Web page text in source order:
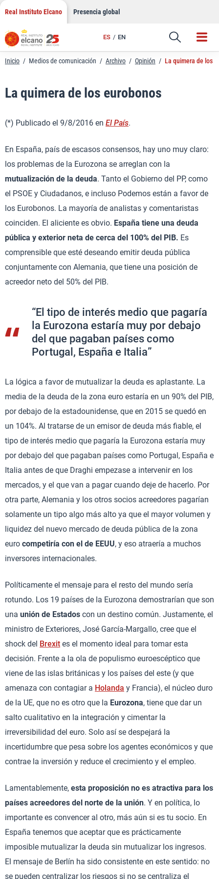
Saltar
contenido
Real Instituto Elcano Presencia global
ES EN
Enlace
Inicio / Medios de comunicación / Archivo / Opinión / La quimera de los
La quimera de los eurobonos
(*) Publicado el 9/8/2016 en El País.
En España, país de escasos consensos, hay uno muy claro:
los problemas de la Eurozona se arreglan con la
mutualización de la deuda. Tanto el Gobierno del PP, como
el PSOE y Ciudadanos, e incluso Podemos están a favor de
los Eurobonos. La mayoría de analistas y comentaristas
coinciden. El aliciente es obvio. España tiene una deuda
pública y exterior neta de cerca del 100% del PIB. Es
comprensible que esté deseando emitir deuda pública
conjuntamente con Alemania, que tiene una posición de
acreedor neto del 50% del PIB.
“El tipo de interés medio que pagaría
la Eurozona estaría muy por debajo
del que pagaban países como
Portugal, España e Italia”
La lógica a favor de mutualizar la deuda es aplastante. La
media de la deuda de la zona euro estaría en un 90% del PIB,
por debajo de la estadounidense, que en 2015 se quedó en
un 104%. Al tratarse de un emisor de deuda más fiable, el
tipo de interés medio que pagaría la Eurozona estaría muy
por debajo del que pagaban países como Portugal, España e
Italia antes de que Draghi empezase a intervenir en los
mercados, y el que van a pagar cuando deje de hacerlo. Por
otra parte, Alemania y los otros socios acreedores pagarían
solamente un tipo algo más alto ya que el mayor volumen y
liquidez del nuevo mercado de deuda pública de la zona
euro competiría con el de EEUU, y eso atraería a muchos
inversores internacionales.
Políticamente el mensaje para el resto del mundo sería
rotundo. Los 19 países de la Eurozona demostrarían que son
una unión de Estados con un destino común. Justamente, el
ministro de Exteriores, José García-Margallo, cree que el
shock del Brexit es el momento ideal para tomar esta
decisión. Frente a la ola de populismo euroescéptico que
viene de las islas británicas y los países del este (y que
amenaza con contagiar a Holanda y Francia), el núcleo duro
de la UE, que no es otro que la Eurozona, tiene que dar un
salto cualitativo en la integración y cimentar la
irreversibilidad del euro. Solo así se despejará la
incertidumbre que pesa sobre los agentes económicos y que
contrae la inversión y reduce el crecimiento y el empleo.
Lamentablemente, esta proposición no es atractiva para los
países acreedores del norte de la unión. Y en política, lo
importante es convencer al otro, más aún si es tu socio. En
España tenemos que aceptar que es prácticamente
imposible mutualizar la deuda sin mutualizar los ingresos.
El mensaje de Berlín ha sido consistente en este sentido: no
se pueden centralizar los riesgos si no se centraliza el